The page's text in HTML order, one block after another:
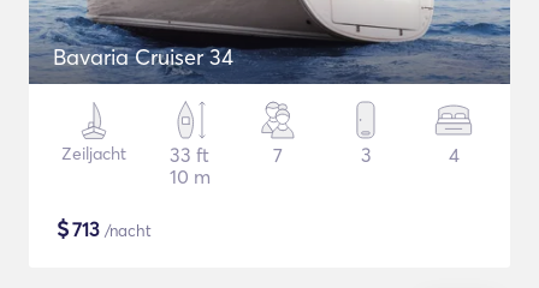
Bavaria Cruiser 34
Zeiljacht
33 ft
10 m
7 3 4
$713 /nacht